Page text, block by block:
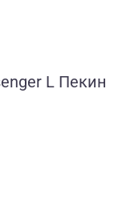
L Пекин